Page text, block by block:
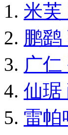
米芙
鹏鹞
广
仙琚
雷帕